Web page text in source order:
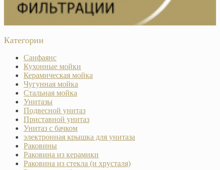
Категории
Санфаянс
Кухонные мойки
Керамическая мойка
Чугунная мойка
Стальная мойка
Унитазы
Подвесной унитаз
Приставной унитаз
Унитаз с бачком
электронная крышка для унитаза
Раковины
Раковина из керамики
Раковина из стекла (и хрусталя)